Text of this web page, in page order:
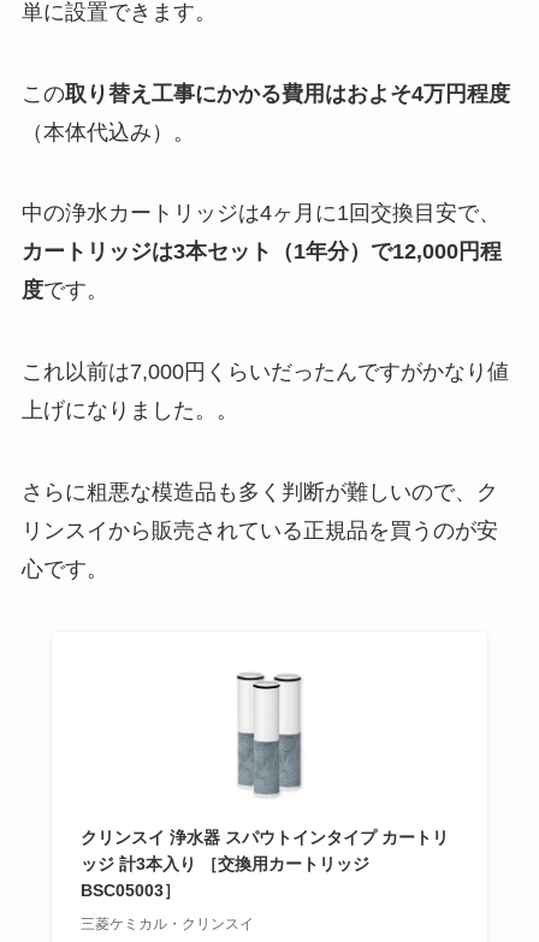
単に設置できます。
この取り替え工事にかかる費用はおよそ4万円程度
（本体代込み）。
中の浄水カートリッジは4ヶ月に1回交換目安で、
カートリッジは3本セット（1年分）で12,000円程
度です。
これ以前は7,000円くらいだったんですがかなり値
上げになりました。。
さらに粗悪な模造品も多く判断が難しいので、ク
リンスイから販売されている正規品を買うのが安
心です。
クリンスイ 浄水器 スパウトインタイプ カートリ
ッジ 計3本入り ［交換用カートリッジ
BSC05003］
三菱ケミカル・クリンスイ